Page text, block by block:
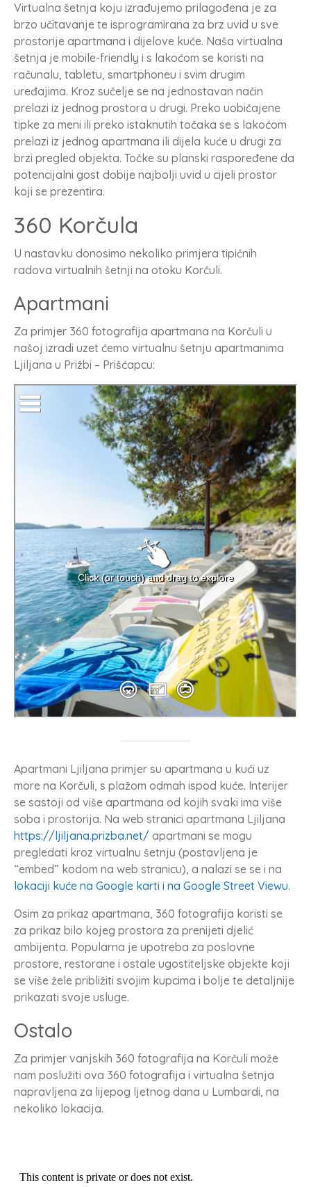
Virtualna šetnja koju izrađujemo prilagođena je za
brzo učitavanje te isprogramirana za brz uvid u sve
prostorije apartmana i dijelove kuće. Naša virtualna
šetnja je mobile-friendly i s lakoćom se koristi na
računalu, tabletu, smartphoneu i svim drugim
uređajima. Kroz sučelje se na jednostavan način
prelazi iz jednog prostora u drugi. Preko uobičajene
tipke za meni ili preko istaknutih točaka se s lakoćom
prelazi iz jednog apartmana ili dijela kuće u drugi za
brzi pregled objekta. Točke su planski raspoređene da
potencijalni gost dobije najbolji uvid u cijeli prostor
koji se prezentira.
360 Korčula
U nastavku donosimo nekoliko primjera tipičnih
radova virtualnih šetnji na otoku Korčuli.
Apartmani
Za primjer 360 fotografija apartmana na Korčuli u
našoj izradi uzet ćemo virtualnu šetnju apartmanima
Ljiljana u Prižbi – Prišćapcu:
Apartmani Ljiljana primjer su apartmana u kući uz
more na Korčuli, s plažom odmah ispod kuće. Interijer
se sastoji od više apartmana od kojih svaki ima više
soba i prostorija. Na web stranici apartmana Ljiljana
https://ljiljana.prizba.net/ apartmani se mogu
pregledati kroz virtualnu šetnju (postavljena je
“embed” kodom na web stranicu), a nalazi se se i na
lokaciji kuće na Google karti i na Google Street Viewu.
Osim za prikaz apartmana, 360 fotografija koristi se
za prikaz bilo kojeg prostora za prenijeti djelić
ambijenta. Popularna je upotreba za poslovne
prostore, restorane i ostale ugostiteljske objekte koji
se više žele približiti svojim kupcima i bolje te detaljnije
prikazati svoje usluge.
Ostalo
Za primjer vanjskih 360 fotografija na Korčuli može
nam poslužiti ova 360 fotografija i virtualna šetnja
napravljena za lijepog ljetnog dana u Lumbardi, na
nekoliko lokacija.